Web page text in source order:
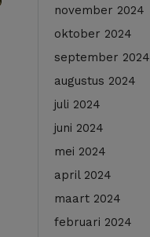
november 2024
oktober 2024
september 2024
augustus 2024
juli 2024
juni 2024
mei 2024
april 2024
maart 2024
februari 2024